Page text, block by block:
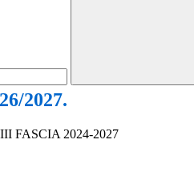
2027.
FASCIA 2024-2027